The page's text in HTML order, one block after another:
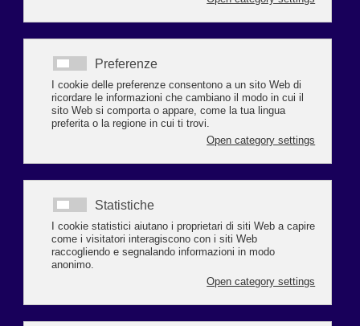
INCONTRO PRI E ASSOCIAZIONI DI
CATEGORIA COMMERCIO E ARTIGIANATO
‘Patto territoriale’ e due assessorati con
deleghe specifiche al centro storico e al
forese, tra le proposte lanciate dal PRI
I rappresentanti di Confcommercio, Confesercenti, Confartigianato e Cna